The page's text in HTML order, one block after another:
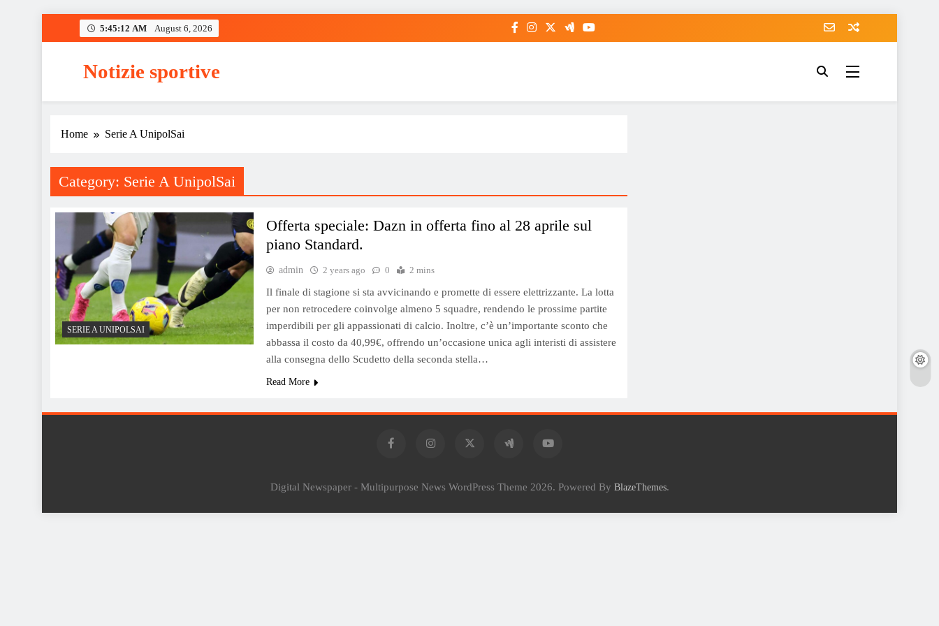
5:45:12 AM August 6, 2026
Notizie sportive
Home Serie A UnipolSai
Category: Serie A UnipolSai
SERIE A UNIPOLSAI
Offerta speciale: Dazn in offerta fino al 28 aprile sul
piano Standard.
admin 2 years ago 0 2 mins
Il finale di stagione si sta avvicinando e promette di essere elettrizzante. La lotta
per non retrocedere coinvolge almeno 5 squadre, rendendo le prossime partite
imperdibili per gli appassionati di calcio. Inoltre, c’è un’importante sconto che
abbassa il costo da 40,99€, offrendo un’occasione unica agli interisti di assistere
alla consegna dello Scudetto della seconda stella…
Read More
Digital Newspaper - Multipurpose News WordPress Theme 2026. Powered By BlazeThemes.